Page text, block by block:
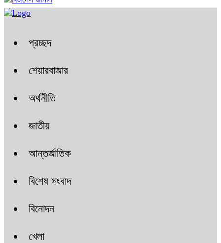
প্রচ্ছদ
শেয়ারবাজার
অর্থনীতি
জাতীয়
আন্তর্জাতিক
বিশেষ সংবাদ
বিনোদন
খেলা